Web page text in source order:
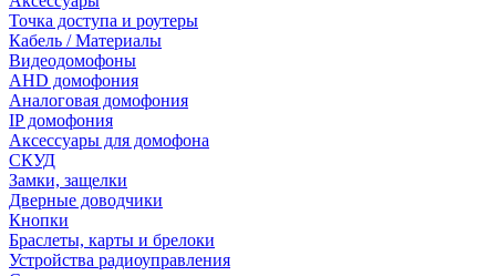
Точка доступа и роутеры
Кабель / Материалы
Видеодомофоны
AHD домофония
Аналоговая домофония
IP домофония
Аксессуары для домофона
СКУД
Замки, защелки
Дверные доводчики
Кнопки
Браслеты, карты и брелоки
Устройства радиоуправления